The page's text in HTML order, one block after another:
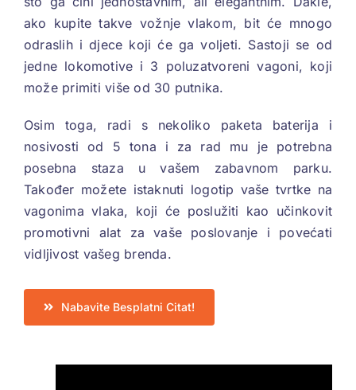
ako kupite takve vožnje vlakom, bit će mnogo
odraslih i djece koji će ga voljeti. Sastoji se od
jedne lokomotive i 3 poluzatvoreni vagoni, koji
može primiti više od 30 putnika.
Osim toga, radi s nekoliko paketa baterija i
nosivosti od 5 tona i za rad mu je potrebna
posebna staza u vašem zabavnom parku.
Također možete istaknuti logotip vaše tvrtke na
vagonima vlaka, koji će poslužiti kao učinkovit
promotivni alat za vaše poslovanje i povećati
vidljivost vašeg brenda.
Nabavite Besplatni Citat!